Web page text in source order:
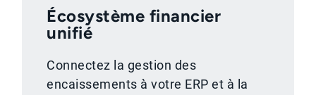
Écosystème financier
unifié
Connectez la gestion des
encaissements à votre ERP et à la